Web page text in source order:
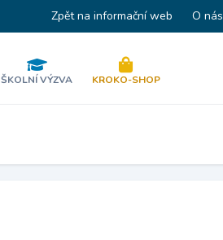
Zpět na informační web O nás
ŠKOLNÍ VÝZVA KROKO-SHOP